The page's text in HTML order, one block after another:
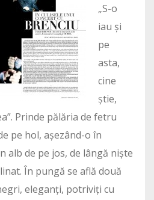
„S-o
iau și
pe
asta,
cine
știe,
Prinde pălăria de fetru
pe hol, așezând-o în
alb de pe jos, de lângă niște
În pungă se află două
eleganți, potriviți cu